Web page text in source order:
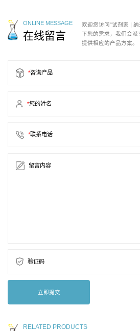
ONLINE MESSAGE
在线留言
欢迎您访问“试剂家 |
下您的需求，我们会派
提供相应的产品方案。
*咨询产品
*您的姓名
*联系电话
留言内容
验证码
立即提交
RELATED PRODUCTS